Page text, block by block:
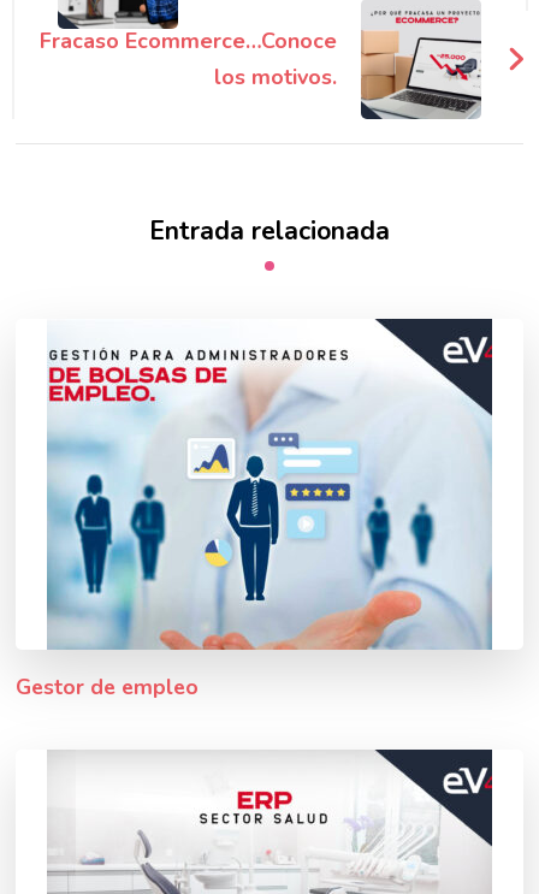
entradas
Fracaso Ecommerce…Conoce
los motivos.
Entrada relacionada
Gestor de empleo